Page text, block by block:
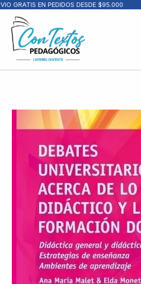
GRATIS EN PEDIDOS DESDE $95.000